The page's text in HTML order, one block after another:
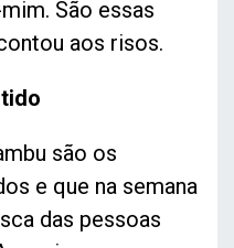
São essas
aos risos.
são os
e que na semana
das pessoas